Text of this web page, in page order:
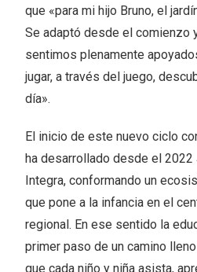
que «para mi hijo Bruno, el
Se adaptó desde el comienzo
sentimos plenamente
jugar, a través del juego,
día».
El inicio de este nuevo ciclo
ha desarrollado desde el 2022
Integra, conformando un
que pone a la infancia en el
regional. En ese sentido la
primer paso de un camino
que cada niño y niña asista,